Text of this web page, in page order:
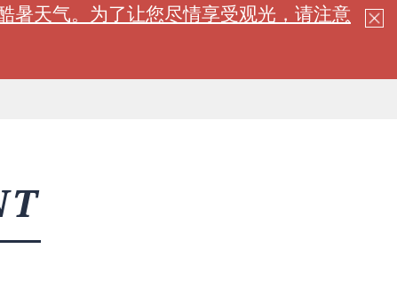
暑天气。为了让您尽情享受观光，请注意